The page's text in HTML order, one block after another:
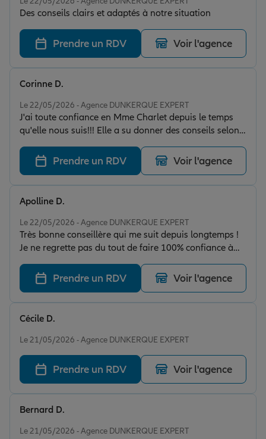
Des conseils clairs et adaptés à notre situation
Prendre un RDV Voir l'agence
Le 22/05/2026 - Agence DUNKERQUE EXPERT
J'ai toute confiance en Mme Charlet depuis le temps
qu'elle nous suis!!! Elle a su donner des conseils selon
notre situation Je vous la recommande
Corinne D.
Prendre un RDV Voir l'agence
Le 22/05/2026 - Agence DUNKERQUE EXPERT
Très bonne conseillère qui me suit depuis longtemps !
Je ne regrette pas du tout de faire 100% confiance à
Madame Charlet !
Apolline D.
Prendre un RDV Voir l'agence
Le 21/05/2026 - Agence DUNKERQUE EXPERT
Cécile D.
Prendre un RDV Voir l'agence
Le 21/05/2026 - Agence DUNKERQUE EXPERT
Bernard D.